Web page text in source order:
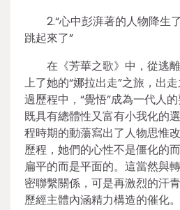
2.“心中彭湃著的人物降生
跳起來了”
在《芳華之歌》中，從逃
上了她的“娜拉出走”之旅，出
過歷程中，“覺悟”成為一代人
既具有總體性又富有小我化的
程時期的動蕩寫出了人物思惟
歷程，她們的心性不是僵化的
扁平的而是平面的。這當然與
密聯繫關係，可是再激烈的汗
歷經主體內涵精力構造的催化。